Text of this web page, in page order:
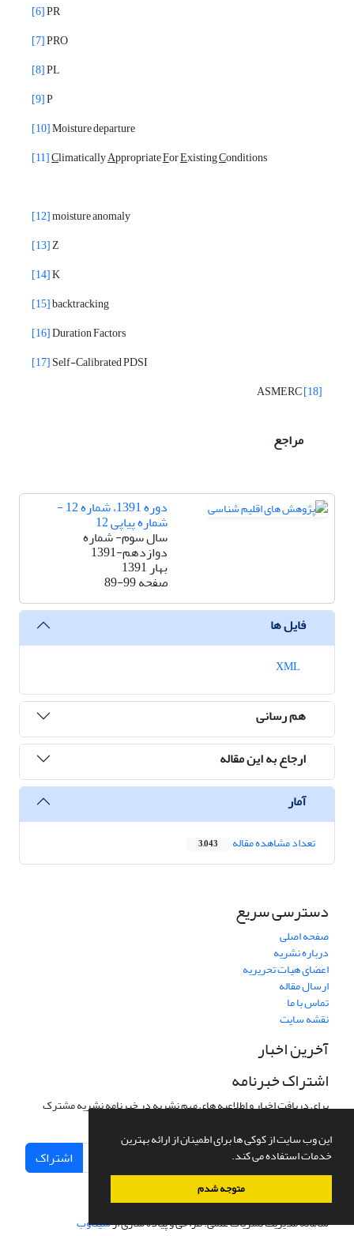
این وب سایت از کوکی ها برای اطمینان از ارائه بهترین
خدمات استفاده می کند.
متوجه شدم
[6]PR
[7]PRO
[8]PL
[9]P
[10]Moisture departure
[11]ClimaticallyAppropriateForExistingConditions
[12]moisture anomaly
[13]Z
[14]K
[15]backtracking
[16]Duration Factors
[17]Self-Calibrated PDSI
[18]
مراجع
دوره 1391، شماره 12 -
شماره پیاپی 12
سال سوم- شماره
دوازدهم-1391
بهار 1391
صفحه89-99
فایل ها
هم رسانی
ارجاع به این مقاله
آمار
تعداد مشاهده مقاله 3,043
دسترسی سریع
صفحه اصلی
درباره نشریه
اعضای هیات تحریریه
ارسال مقاله
تماس با ما
نقشه سایت
آخرین اخبار
اشتراک خبرنامه
برای دریافت اخبار و اطلاعیه های مهم نشریه در خبرنامه نشریه مشترک
اشتراک
سامانه مدیریت نشریات علمی.طراحی و پیاده سازی ازسیناوب